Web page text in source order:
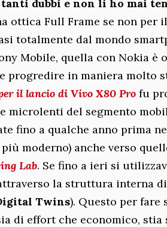
dubbi e non li ho mai
ottica Full Frame se non per
totalmente dal mondo
Mobile, quella con Nokia è
progredire in maniera molto
il lancio di Vivo X80 Pro fu
microlenti del segmento
fino a qualche anno prima
moderno) anche verso
Lab. Se fino a ieri si
la struttura interna
Twins). Questo per fare
di effort che economico, stia